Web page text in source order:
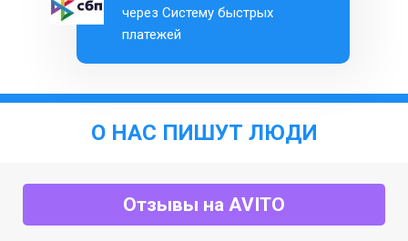
через Систему быстрых
платежей
О НАС ПИШУТ ЛЮДИ
Отзывы на AVITO